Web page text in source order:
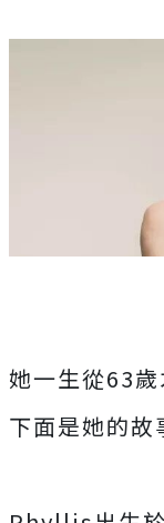
她一生從63歲
下面是她的故